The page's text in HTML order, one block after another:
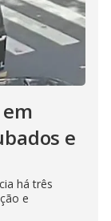
e
há três
e